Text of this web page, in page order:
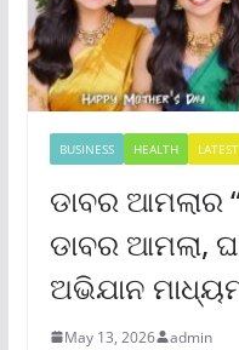
BUSINESS HEALTH LATEST
ଡାବର ଆମଲାର
ଡାବର ଆମଲା,
ଅଭିଯାନ
May 13, 2026 admin